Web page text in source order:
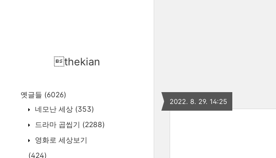
thekian
옛글들 (6026)
네모난 세상 (353)
드라마 곱씹기 (2288)
영화로 세상보기
(424)
2022. 8. 29. 14:25